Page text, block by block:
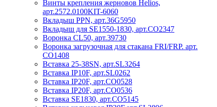
Винты крепления жерновов Helios,
арт.2572.0100KIT-6060
Вкладыш PPN, арт.36G5950
Вкладыш для SE1550-1830, арт.CO2347
Воронка CL50, арт.39730
Воронка загрузочная для стакана FRI/FRP. арт.
CO1408
Вставка 25-38SN, арт.SL3264
Вставка IP10F, арт.SL0262
Вставка IP20F, арт.CO0528
Вставка IP20F, арт.CO0536
Вставка SE1830, арт.CO5145